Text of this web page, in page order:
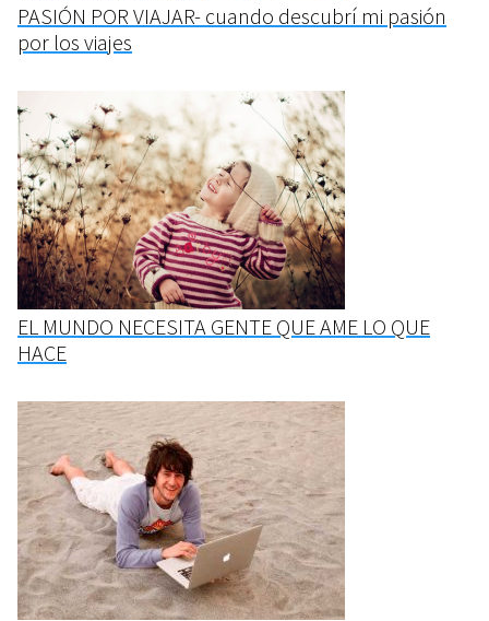
PASIÓN POR VIAJAR- cuando descubrí mi pasión
por los viajes
EL MUNDO NECESITA GENTE QUE AME LO QUE
HACE